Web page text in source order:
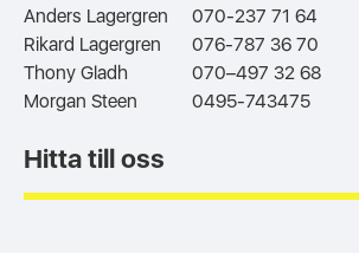
Anders Lagergren
070-237 71 64
Rikard Lagergren
076-787 36 70
Thony Gladh
070–497 32 68
Morgan Steen
0495-743475
Hitta till oss